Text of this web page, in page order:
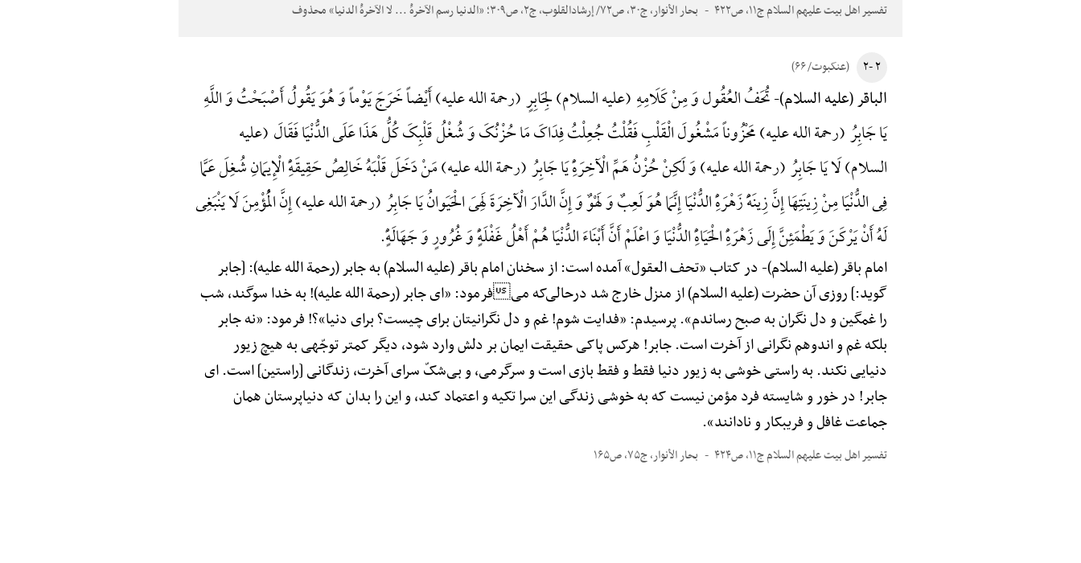
تفسیر اهل بیت علیهم السلام ج۱۱، ص۴۲۲ بحار الأنوار، ج۳۰، ص۷۲/ إرشادالقلوب، ج۲، ص۳۰۹؛ «الدنیا رسم الآخرهًْ ... لا الآخرهًْ الدنیا» محذوف
۲ -۲ (عنکبوت/ ۶۶)
الباقر (علیه السلام)-تُحَفُ العُقُول وَ مِنْ کَلَامِهِ (علیه السلام) لِجَابِرٍ (رحمة الله علیه) أَیْضاً خَرَجَ یَوْماً وَ هُوَ یَقُولُ أَصْبَحْتُ وَ اللَّهِ
یَا جَابِرُ (رحمة الله علیه) مَحْزُوناً مَشْغُولَ الْقَلْبِ فَقُلْتُ جُعِلْتُ فِدَاکَ مَا حُزْنُکَ وَ شُغْلُ قَلْبِکَ کُلُّ هَذَا عَلَی الدُّنْیَا فَقَالَ (علیه
السلام) لَا یَا جَابِرُ (رحمة الله علیه) وَ لَکِنْ حُزْنُ هَمِّ الْآخِرَهًِْ یَا جَابِرُ (رحمة الله علیه) مَنْ دَخَلَ قَلْبَهُ خَالِصُ حَقِیقَهًِْ الْإِیمَانِ شُغِلَ عَمَّا
فِی الدُّنْیَا مِنْ زِینَتِهَا إِنَّ زِینَهًَْ زَهْرَهًِْ الدُّنْیَا إِنَّمَا هُوَ لَعِبٌ وَ لَهْوٌ وَ إِنَّ الدَّارَ الْآخِرَةَ لَهِیَ الْحَیَوانُ یَا جَابِرُ (رحمة الله علیه) إِنَّ الْمُؤْمِنَ لَا یَنْبَغِی
لَهُ أَنْ یَرْکَنَ وَ یَطْمَئِنَّ إِلَی زَهْرَهًِْ الْحَیَاهًِْ الدُّنْیَا وَ اعْلَمْ أَنَّ أَبْنَاءَ الدُّنْیَا هُمْ أَهْلُ غَفْلَهًٍْ وَ غُرُورٍ وَ جَهَالَهًٍْ.
امام باقر (علیه السلام)-در کتاب «تحف العقول» آمده است: از سخنان امام باقر (علیه السلام) به جابر (رحمة الله علیه): [جابر
گوید:] روزی آن حضرت (علیه السلام) از منزل خارج شد درحالی‌که میفرمود: «ای جابر (رحمة الله علیه)! به خدا سوگند، شب
را غمگین و دل نگران به صبح رساندم». پرسیدم: «فدایت شوم! غم و دل نگرانیتان برای چیست؟ برای دنیا»؟! فرمود: «نه جابر
بلکه غم و اندوهم نگرانی از آخرت است. جابر! هرکس پاکی حقیقت ایمان بر دلش وارد شود، دیگر کمتر توجّهی به هیچ زیور
دنیایی نکند. به راستی خوشی به زیور دنیا فقط و فقط بازی است و سرگرمی، و بی‌شکّ سرای آخرت، زندگانی [راستین] است. ای
جابر! در خور و شایسته فرد مؤمن نیست که به خوشی زندگی این سرا تکیه و اعتماد کند، و این را بدان که دنیاپرستان همان
جماعت غافل و فریبکار و نادانند».
تفسیر اهل بیت علیهم السلام ج۱۱، ص۴۲۴ بحار الأنوار، ج۷۵، ص۱۶۵